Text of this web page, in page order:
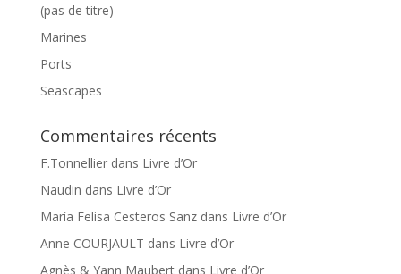
(pas de titre)
Marines
Ports
Seascapes
Commentaires récents
F.Tonnellierdans Livre d’Or
Naudin dans Livre d’Or
María Felisa Cesteros Sanzdans Livre d’Or
Anne COURJAULT dans Livre d’Or
Agnès & Yann Maubertdans Livre d’Or